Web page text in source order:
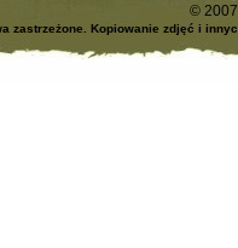
©
zastrzeżone. Kopiowanie zdjęć i